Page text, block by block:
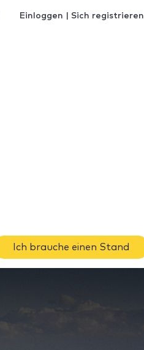
Einloggen | Sich registrieren
Ich brauche einen Stand